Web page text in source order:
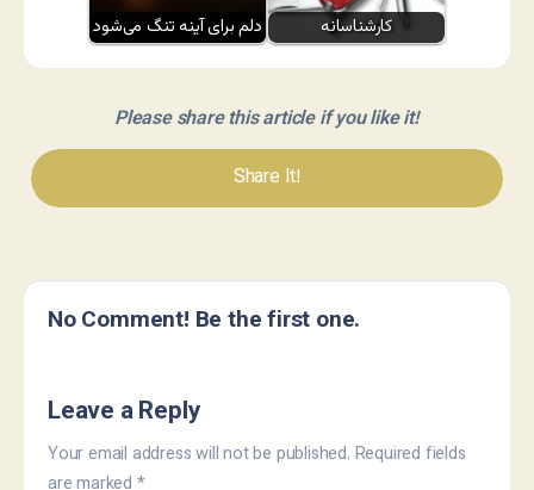
دلم برای آینه تنگ می‌شود کارشناسانه
Please share this article if you like it!
Share It!
No Comment! Be the first one.
Leave a Reply
Your email address will not be published. Required fields